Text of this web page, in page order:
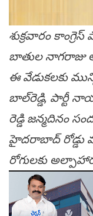
శుక్రవారం కాంగ్రెస్
బాతుల నాగరాజు
ఈ వేడుకలకు
బాల్‌రెడ్డి, పార్టీ
రెడ్డి జన్మదినం
హైదరాబాద్‌ రోడ్డు
రోగులకు